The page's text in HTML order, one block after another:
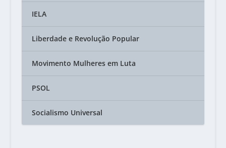
IELA
Liberdade e Revolução Popular
Movimento Mulheres em Luta
PSOL
Socialismo Universal